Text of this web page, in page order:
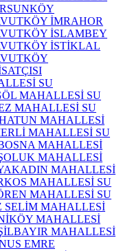
İMRAHOR
İSLAMBEY
İSTİKLAL
SU
MAHALLESİ SU
MAHALLESİ SU
MAHALLESİ
MAHALLESİ SU
MAHALLESİ
MAHALLESİ
MAHALLESİ
MAHALLESİ SU
MAHALLESİ SU
SELİM MAHALLESİ
MAHALLESİ
MAHALLESİ
EMRE